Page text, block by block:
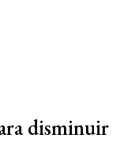
disminuir